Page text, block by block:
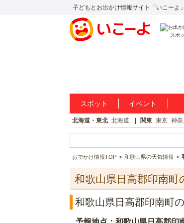
子どもとお出かけ情報サイト「いこーよ
スポ
スポット イベント
北海道・東北 北海道 関東 東京 神奈
おでかけ情報TOP 和歌山県の天気情報
和歌山県日高郡印南町
和歌山県日高郡印南町